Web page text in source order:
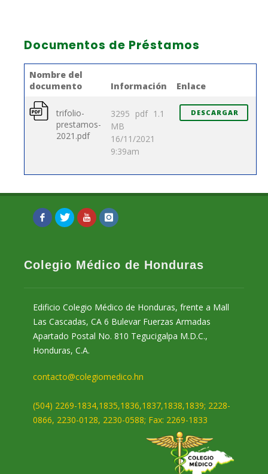
Documentos de Préstamos
Nombre del
documento
Información Enlace
trifolio-
prestamos-
2021.pdf
3295 pdf 1.1
MB
16/11/2021
9:39am
DESCARGAR
Colegio Médico de Honduras
Edificio Colegio Médico de Honduras, frente a Mall
Las Cascadas, CA 6 Bulevar Fuerzas Armadas
Apartado Postal No. 810 Tegucigalpa M.D.C.,
Honduras, C.A.
contacto@colegiomedico.hn
(504) 2269-1834,1835,1836,1837,1838,1839; 2228-
0866, 2230-0128, 2230-0588; Fax: 2269-1833